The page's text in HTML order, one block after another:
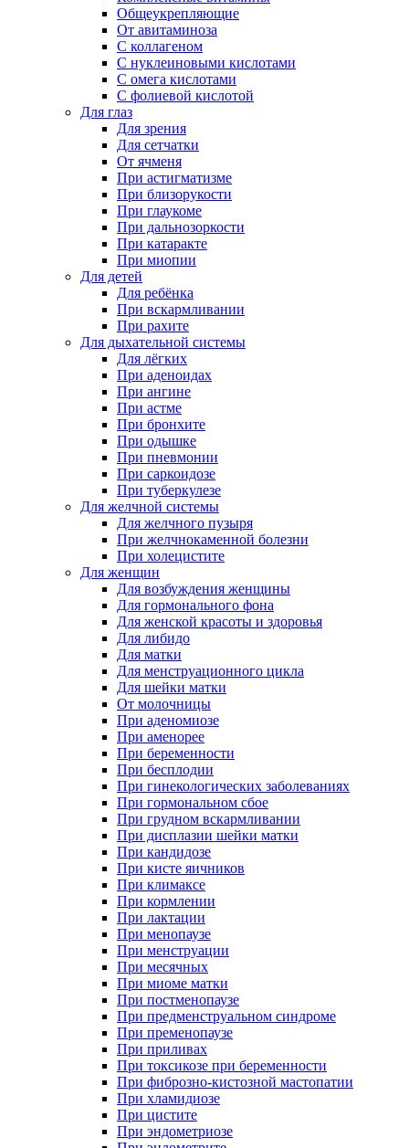
Общеукрепляющие
От авитаминоза
С коллагеном
С нуклеиновыми кислотами
С омега кислотами
С фолиевой кислотой
Для глаз
Для зрения
Для сетчатки
От ячменя
При астигматизме
При близорукости
При глаукоме
При дальнозоркости
При катаракте
При миопии
Для детей
Для ребёнка
При вскармливании
При рахите
Для дыхательной системы
Для лёгких
При аденоидах
При ангине
При астме
При бронхите
При одышке
При пневмонии
При саркоидозе
При туберкулезе
Для желчной системы
Для желчного пузыря
При желчнокаменной болезни
При холецистите
Для женщин
Для возбуждения женщины
Для гормонального фона
Для женской красоты и здоровья
Для либидо
Для матки
Для менструационного цикла
Для шейки матки
От молочницы
При аденомиозе
При аменорее
При беременности
При бесплодии
При гинекологических заболеваниях
При гормональном сбое
При грудном вскармливании
При дисплазии шейки матки
При кандидозе
При кисте яичников
При климаксе
При кормлении
При лактации
При менопаузе
При менструации
При месячных
При миоме матки
При постменопаузе
При предменструальном синдроме
При пременопаузе
При приливах
При токсикозе при беременности
При фиброзно-кистозной мастопатии
При хламидиозе
При цистите
При эндометриозе